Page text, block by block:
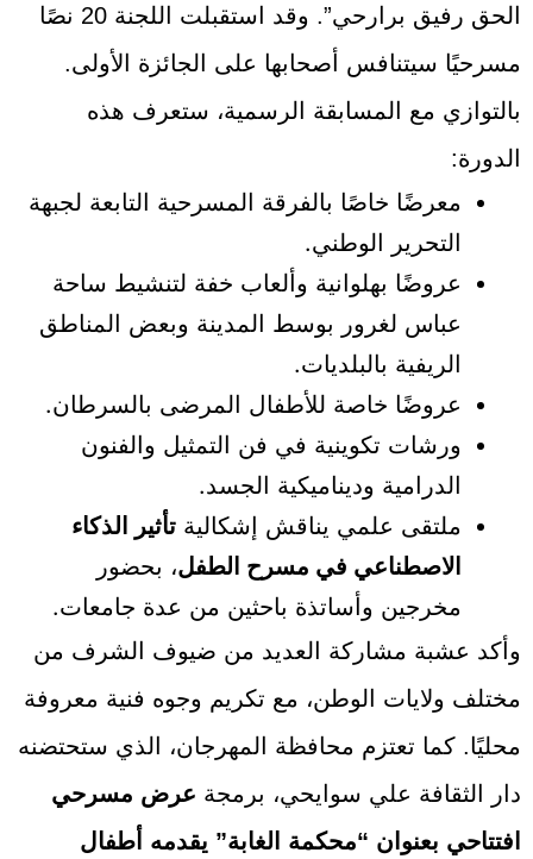
الحق رفيق برارحي”. وقد استقبلت اللجنة 20 نصًا
مسرحيًا سيتنافس أصحابها على الجائزة الأولى.
بالتوازي مع المسابقة الرسمية، ستعرف هذه
الدورة:
معرضًا خاصًا بالفرقة المسرحية التابعة لجبهة
التحرير الوطني.
عروضًا بهلوانية وألعاب خفة لتنشيط ساحة
عباس لغرور بوسط المدينة وبعض المناطق
الريفية بالبلديات.
عروضًا خاصة للأطفال المرضى بالسرطان.
ورشات تكوينية في فن التمثيل والفنون
الدرامية وديناميكية الجسد.
ملتقى علمي يناقش إشكالية تأثير الذكاء
الاصطناعي في مسرح الطفل، بحضور
مخرجين وأساتذة باحثين من عدة جامعات.
وأكد عشبة مشاركة العديد من ضيوف الشرف من
مختلف ولايات الوطن، مع تكريم وجوه فنية معروفة
محليًا. كما تعتزم محافظة المهرجان، الذي ستحتضنه
دار الثقافة علي سوايحي، برمجة عرض مسرحي
افتتاحي بعنوان “محكمة الغابة” يقدمه أطفال